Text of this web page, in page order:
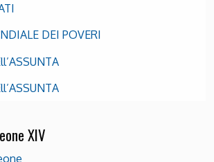
DEI POVERI
XIV